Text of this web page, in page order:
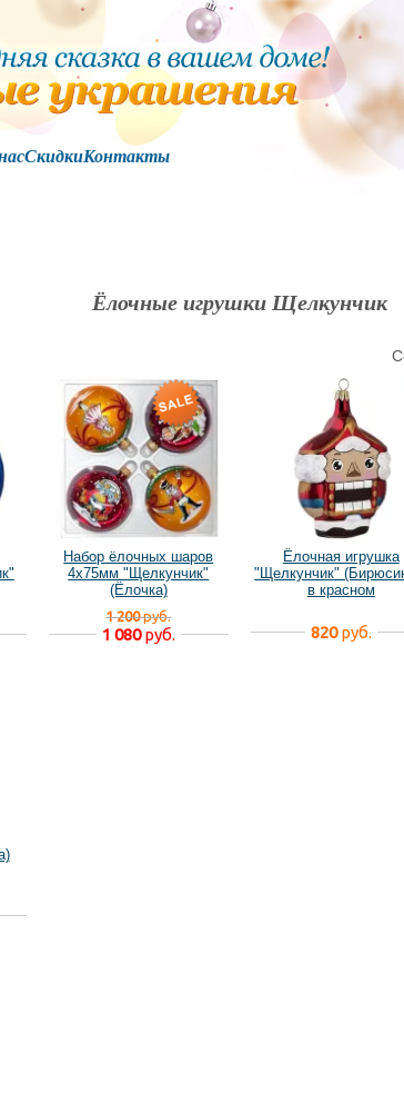
СкидкиКонтакты
Ёлочные игрушки Щелкунчик
Набор ёлочных шаров
4х75мм "Щелкунчик"
(Ёлочка)
1 200руб.
1 080руб.
Ёлочная игрушка
"Щелкунчик"
в красном
820руб.